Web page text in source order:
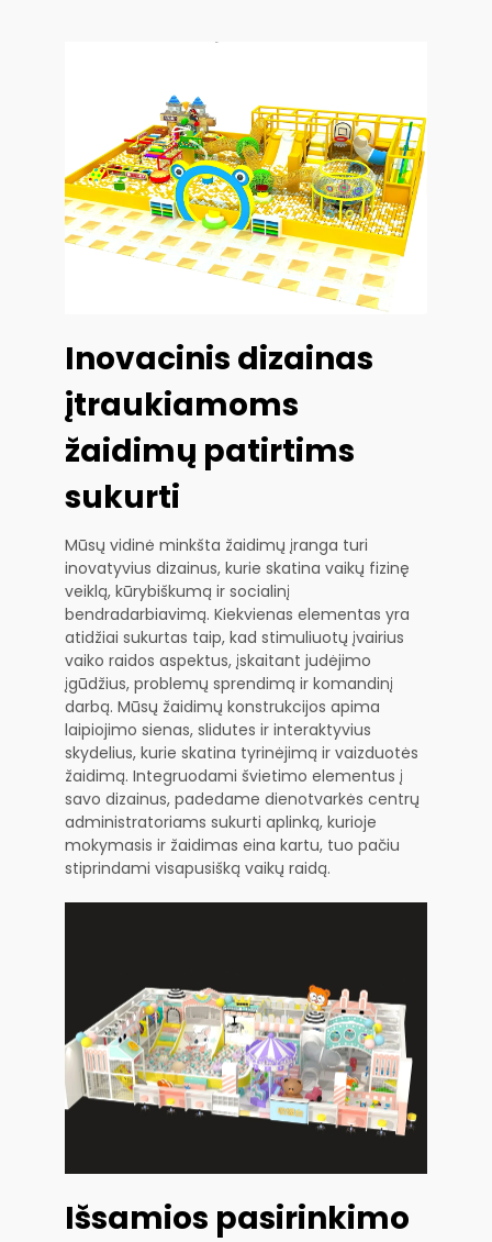
Inovacinis dizainas
įtraukiamoms
žaidimų patirtims
sukurti
Mūsų vidinė minkšta žaidimų įranga turi
inovatyvius dizainus, kurie skatina vaikų fizinę
veiklą, kūrybiškumą ir socialinį
bendradarbiavimą. Kiekvienas elementas yra
atidžiai sukurtas taip, kad stimuliuotų įvairius
vaiko raidos aspektus, įskaitant judėjimo
įgūdžius, problemų sprendimą ir komandinį
darbą. Mūsų žaidimų konstrukcijos apima
laipiojimo sienas, slidutes ir interaktyvius
skydelius, kurie skatina tyrinėjimą ir vaizduotės
žaidimą. Integruodami švietimo elementus į
savo dizainus, padedame dienotvarkės centrų
administratoriams sukurti aplinką, kurioje
mokymasis ir žaidimas eina kartu, tuo pačiu
stiprindami visapusišką vaikų raidą.
Išsamios pasirinkimo